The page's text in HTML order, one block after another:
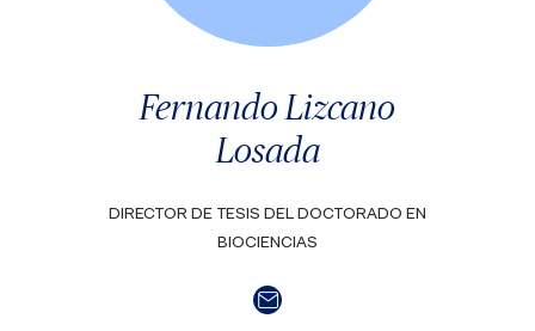
Fernando Lizcano
Losada
DIRECTOR DE TESIS DEL DOCTORADO EN
BIOCIENCIAS